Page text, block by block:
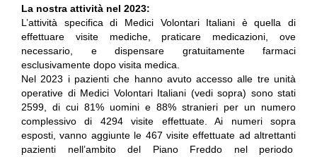
La nostra attività nel 2023:
L’attività specifica di Medici Volontari Italiani è quella di
effettuare visite mediche, praticare medicazioni, ove
necessario, e dispensare gratuitamente farmaci
esclusivamente dopo visita medica.
Nel 2023 i pazienti che hanno avuto accesso alle tre unità
operative di Medici Volontari Italiani (vedi sopra) sono stati
2599, di cui 81% uomini e 88% stranieri per un numero
complessivo di 4294 visite effettuate. Ai numeri sopra
esposti, vanno aggiunte le 467 visite effettuate ad altrettanti
pazienti nell’ambito del Piano Freddo nel periodo